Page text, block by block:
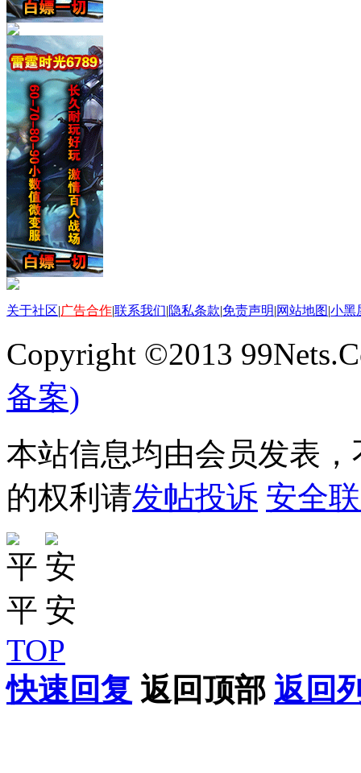
关于社区|广告合作|联系我们|隐私条款|免责声明|网站地图|小黑
Copyright ©2013
备案)
本站信息均由会员发表
的权利请发帖投诉 安全
TOP
快速回复 返回顶部 返回